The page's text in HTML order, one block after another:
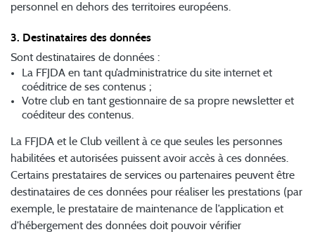
personnel en dehors des territoires européens.
3. Destinataires des données
Sont destinataires de données :
La FFJDA en tant qu’administratrice du site internet et
coéditrice de ses contenus ;
Votre club en tant gestionnaire de sa propre newsletter et
coéditeur des contenus.
La FFJDA et le Club veillent à ce que seules les personnes
habilitées et autorisées puissent avoir accès à ces données.
Certains prestataires de services ou partenaires peuvent être
destinataires de ces données pour réaliser les prestations (par
exemple, le prestataire de maintenance de l’application et
d’hébergement des données doit pouvoir vérifier